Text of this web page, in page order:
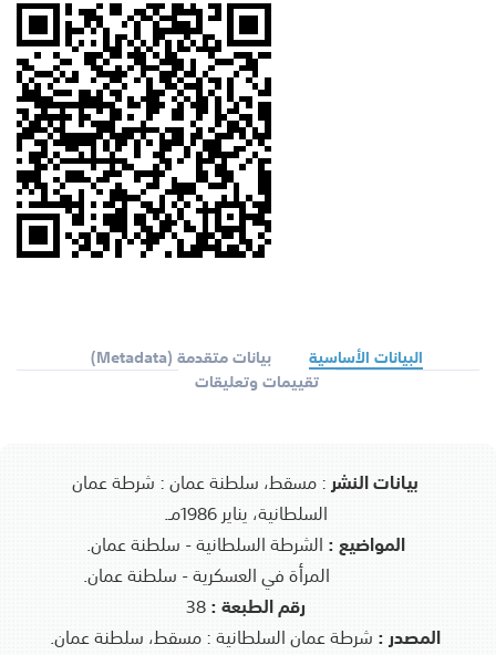
البيانات الأساسية
بيانات متقدمة (Metadata)
تقييمات وتعليقات
بيانات النشر:مسقط، سلطنة عمان : شرطة عمان
السلطانية، يناير 1986مـ.
المواضيع : الشرطة السلطانية - سلطنة عمان.
المرأة في العسكرية - سلطنة عمان.
رقم الطبعة :38
المصدر : شرطة عمان السلطانية : مسقط، سلطنة عمان.